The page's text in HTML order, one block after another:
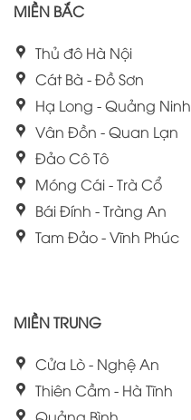
MIỀN BẮC
Thủ đô Hà Nội
Cát Bà - Đồ Sơn
Hạ Long - Quảng Ninh
Vân Đồn - Quan Lạn
Đảo Cô Tô
Móng Cái - Trà Cổ
Bái Đính - Tràng An
Tam Đảo - Vĩnh Phúc
MIỀN TRUNG
Cửa Lò - Nghệ An
Thiên Cầm - Hà Tĩnh